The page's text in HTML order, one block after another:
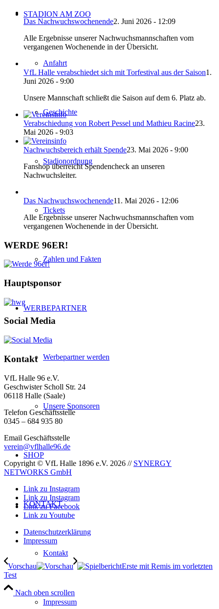
STADION AM ZOO
Anfahrt
Geschichte
Stadionordnung
Tickets
Zahlen und Fakten
WERBEPARTNER
Werbepartner werden
Unsere Sponsoren
SHOP
KONTAKT
Kontakt
Impressum
Das Nachwuchswochenende2. Juni 2026 - 12:09
Alle Ergebnisse unserer Nachwuchsmannschaften vom
vergangenen Wochenende in der Übersicht.
VfL Halle verabschiedet sich mit Torfestival aus der Saison1.
Juni 2026 - 9:00
Unsere Mannschaft schließt die Saison auf dem 6. Platz ab.
Verabschiedung von Robert Pessel und Mathieu Racine23.
Mai 2026 - 9:03
Nachwuchsbereich erhält Spende23. Mai 2026 - 9:00
Fanshop überreicht Spendencheck an unseren
Nachwuchsleiter.
Das Nachwuchswochenende11. Mai 2026 - 12:06
Alle Ergebnisse unserer Nachwuchsmannschaften vom
vergangenen Wochenende in der Übersicht.
WERDE 96ER!
Hauptsponsor
Social Media
Kontakt
VfL Halle 96 e.V.
Geschwister Scholl Str. 24
06118 Halle (Saale)
Telefon Geschäftsstelle
0345 – 684 935 80
Email Geschäftsstelle
verein@vflhalle96.de
Copyright © VfL Halle 1896 e.V. 2026 // SYNERGY
NETWORKS GmbH
Link zu Instagram
Link zu Instagram
Link zu Facebook
Link zu Youtube
Datenschutzerklärung
Impressum
Vorschau
Erste mit Remis im vorletzten
Test
Nach oben scrollen